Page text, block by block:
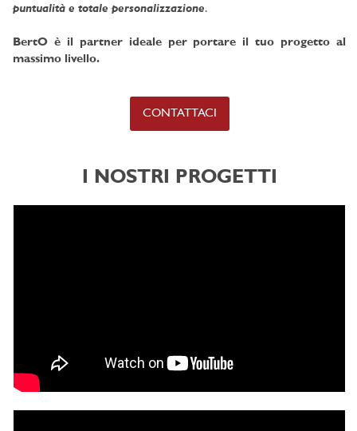
puntualità e totale personalizzazione.
BertO è il partner ideale per portare il tuo progetto al
massimo livello.
CONTATTACI
I NOSTRI PROGETTI